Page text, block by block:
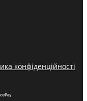
конфіденційності